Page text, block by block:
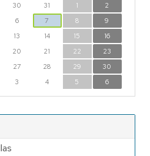
30 31 1
2
6 7 8
9
13 14 15
16
20 21 22
23
27 28 29
30
3 4 5 6